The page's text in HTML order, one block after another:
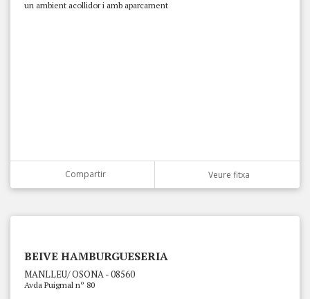
un ambient acollidor i amb aparcament
Compartir Veure fitxa
BEIVE HAMBURGUESERIA
MANLLEU/ OSONA - 08560
Avda Puigmal nº 80